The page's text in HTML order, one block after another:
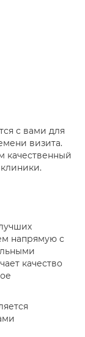
с вами для
визита.
качественный
напрямую с
качество